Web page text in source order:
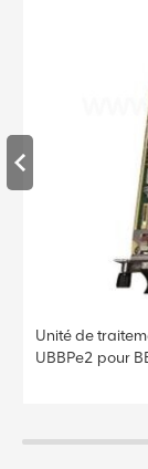
Unité de
UBBPe4 pour